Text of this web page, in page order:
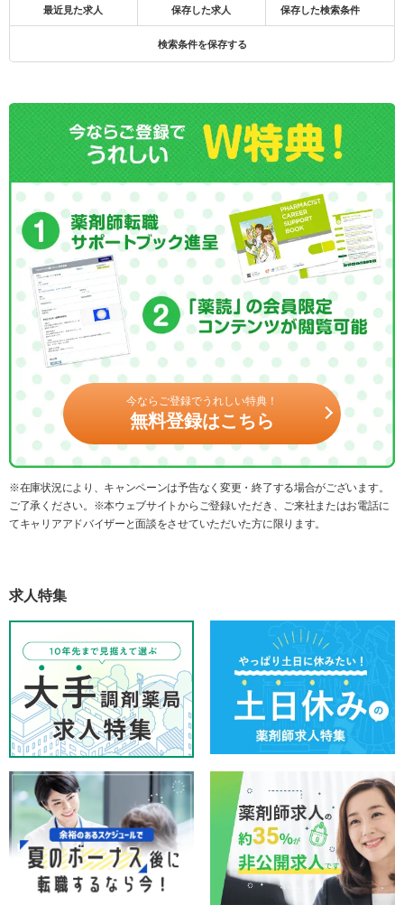
最近見た求人 保存した求人 保存した検索条件
検索条件を保存する
今ならご登録でうれしい特典！
無料登録はこちら
※在庫状況により、キャンペーンは予告なく変更・終了する場合がございます。
ご了承ください。※本ウェブサイトからご登録いただき、ご来社またはお電話に
てキャリアアドバイザーと面談をさせていただいた方に限ります。
求人特集